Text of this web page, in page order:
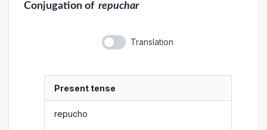
Conjugationof repuchar
Translation
Present tense
repucho